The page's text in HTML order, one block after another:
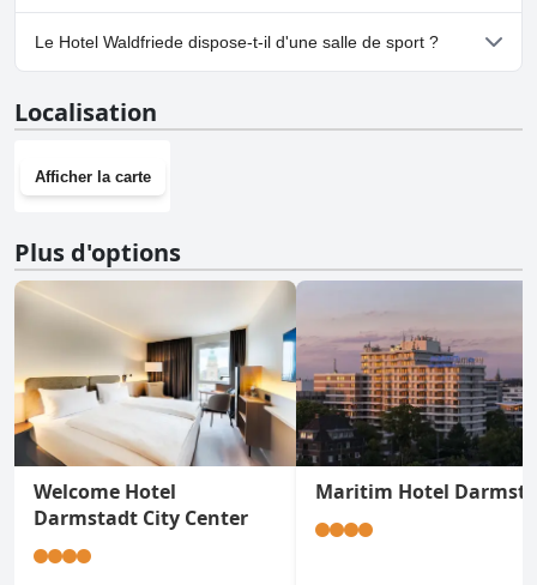
Oui, un parking est disponible à Hotel Waldfriede.
Le Hotel Waldfriede dispose-t-il d'une salle de sport ?
Localisation
Afficher la carte
Plus d'options
Welcome Hotel
Darmstadt City Center
Maritim Hotel